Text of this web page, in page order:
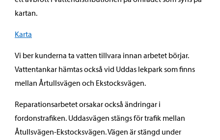
kartan.
Karta
Vi ber kunderna ta vatten tillvara innan arbetet börjar.
Vattentankar hämtas också vid Uddas lekpark som finns
mellan Årtullsvägen och Ekstocksvägen.
Reparationsarbetet orsakar också ändringar i
fordonstrafiken. Uddasvägen stängs för trafik mellan
Åtullsvägen-Ekstocksvägen. Vägen är stängd under